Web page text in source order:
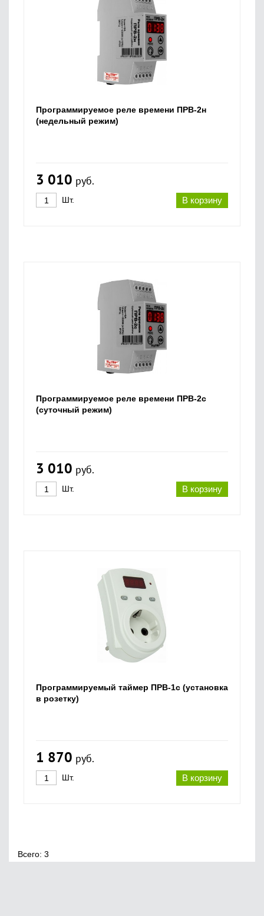
Программируемое реле времени ПРВ-2н
(недельный режим)
3 010 руб.
В корзину
Шт.
Программируемое реле времени ПРВ-2с
(суточный режим)
3 010 руб.
В корзину
Шт.
Программируемый таймер ПРВ-1с (установка
в розетку)
1 870 руб.
В корзину
Шт.
Всего: 3